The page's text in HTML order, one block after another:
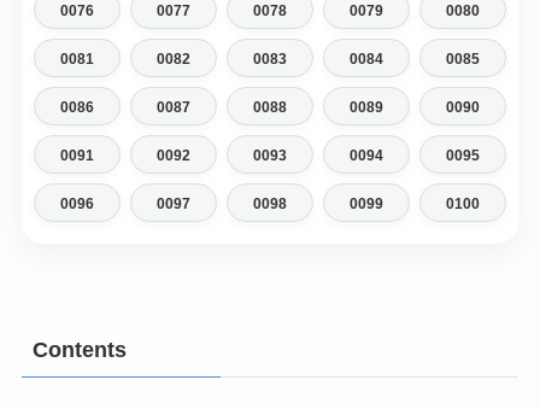
0076 0077 0078 0079 0080
0081 0082 0083 0084 0085
0086 0087 0088 0089 0090
0091 0092 0093 0094 0095
0096 0097 0098 0099 0100
Contents